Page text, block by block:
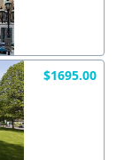
$1695.00